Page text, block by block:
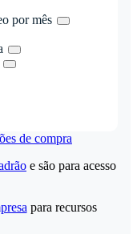
por mês
de compra
e são para acesso
para recursos